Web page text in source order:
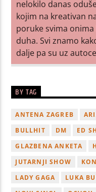
nelokilo danas
kojim na kreativan
poruke svima
duha. Svi znamo
dalje pa su uz
BY TAG
ANTENA ZAGREB
BULLHIT
DM ED
GLAZBENA ANKETA
JUTARNJI SHOW
LADY GAGA
LUKA